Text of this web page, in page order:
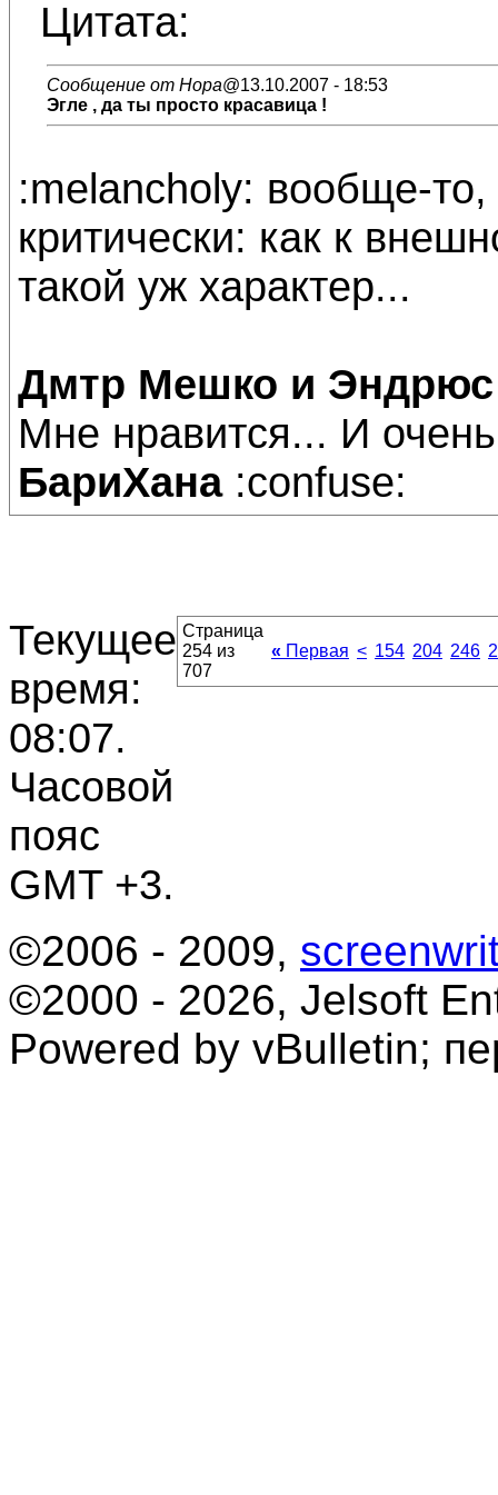
Цитата:
Сообщение от Нора@13.10.2007 - 18:53
Эгле , да ты просто красавица !
:melancholy: вообще-
критически: как к
такой уж характер...
Дмтр Мешко и
Мне нравится... И
БариХана :confuse:
Текущее
время:
08:07.
Часовой
пояс
GMT +3.
Страница
254 из
707
« Первая < 154 204 246
©2006 - 2009,
©2000 - 2026, Jelsoft
Powered by vBulletin;